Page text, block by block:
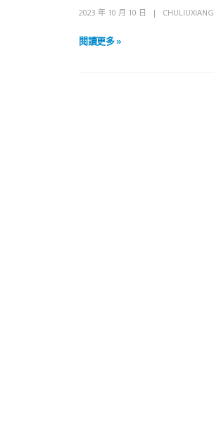
2023 年 10 月 10 日 CHULIUXIANG
閱讀更多 »